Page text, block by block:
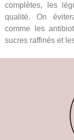
complètes, les
qualité. On
comme les
sucres raffinés et